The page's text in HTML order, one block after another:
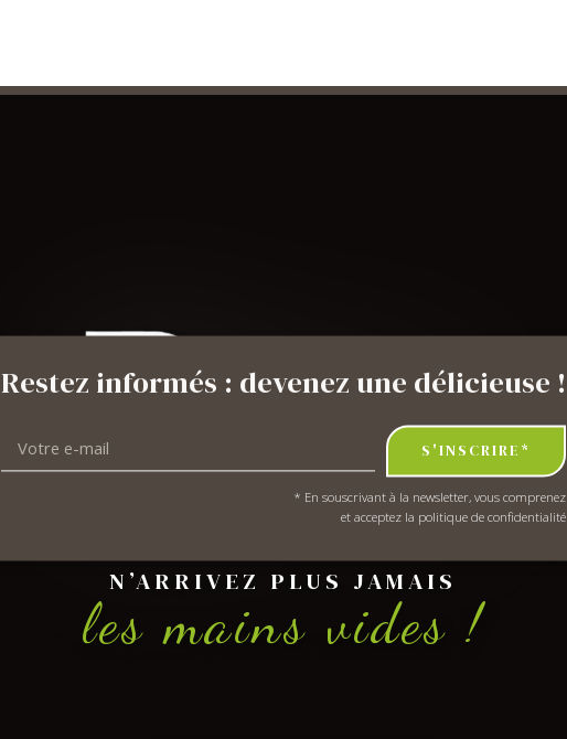
N’ARRIVEZ PLUS JAMAIS
les mains vides !
Restez informés : devenez une délicieuse !
S'INSCRIRE*
* En souscrivant à la newsletter, vous comprenez
et acceptez la politique de confidentialité